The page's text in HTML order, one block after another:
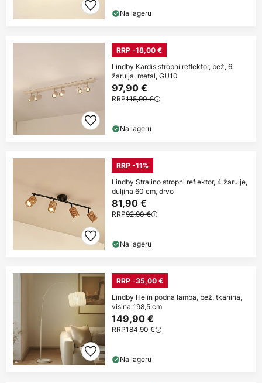
Na lageru
RRP -18,00 €
Lindby Kardis stropni reflektor, bež, 6
žarulja, metal, GU10
97,90 €
RRP115,90 €
Na lageru
RRP -11%
Lindby Stralino stropni reflektor, 4 žarulje,
duljina 60 cm, drvo
81,90 €
RRP92,90 €
Na lageru
RRP -35,00 €
Lindby Helin podna lampa, bež, tkanina,
visina 198,5 cm
149,90 €
RRP184,90 €
Na lageru